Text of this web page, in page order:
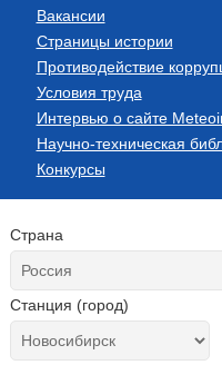
Вакансии
Страницы истории
Противодействие
Условия труда
Интервью о сайте
Научно-техническая
Конкурсы
Страна
Станция (город)